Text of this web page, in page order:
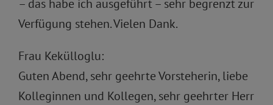
– das habe ich ausgeführt – sehr begrenzt zur
Verfügung stehen. Vielen Dank.
Frau Kekülloglu:
Guten Abend, sehr geehrte Vorsteherin, liebe
Kolleginnen und Kollegen, sehr geehrter Herr